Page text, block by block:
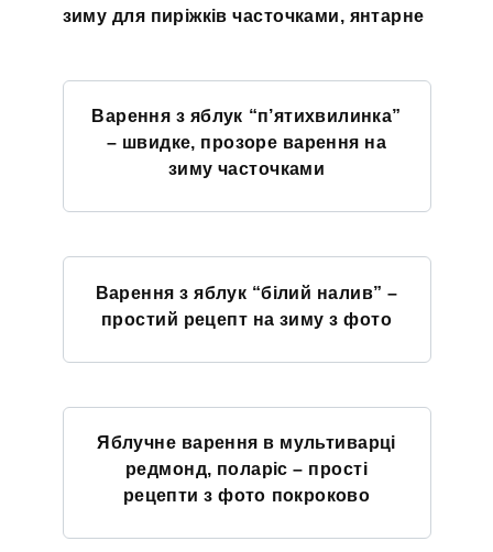
зиму для пиріжків часточками, янтарне
Варення з яблук “п’ятихвилинка”
– швидке, прозоре варення на
зиму часточками
Варення з яблук “білий налив” –
простий рецепт на зиму з фото
Яблучне варення в мультиварці
редмонд, поларіс – прості
рецепти з фото покроково